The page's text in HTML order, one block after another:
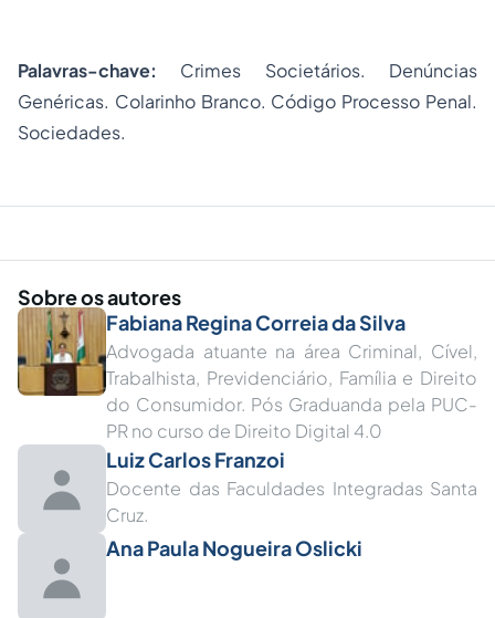
Palavras-chave: Crimes Societários. Denúncias
Genéricas. Colarinho Branco. Código Processo Penal.
Sociedades.
Sobre os autores
Fabiana Regina Correia da Silva
Advogada atuante na área Criminal, Cível,
Trabalhista, Previdenciário, Família e Direito
do Consumidor. Pós Graduanda pela PUC-
PR no curso de Direito Digital 4.0
Luiz Carlos Franzoi
Docente das Faculdades Integradas Santa
Cruz.
Ana Paula Nogueira Oslicki